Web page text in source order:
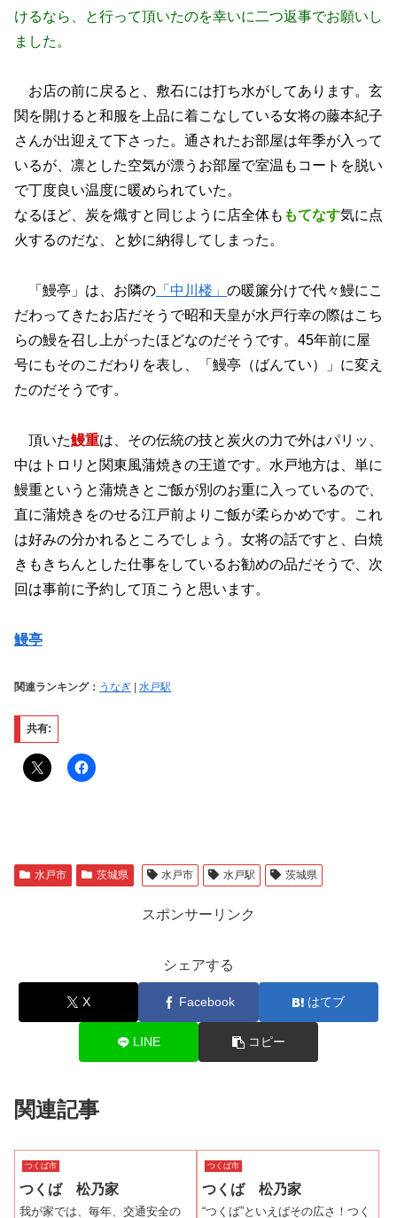
けるなら、と行って頂いたのを幸いに二つ返事でお願いし
ました。
お店の前に戻ると、敷石には打ち水がしてあります。玄
関を開けると和服を上品に着こなしている女将の藤本紀子
さんが出迎えて下さった。通されたお部屋は年季が入って
いるが、凛とした空気が漂うお部屋で室温もコートを脱い
で丁度良い温度に暖められていた。
なるほど、炭を熾すと同じように店全体も もてなす気に点
火するのだな、と妙に納得してしまった。
「鰻亭」は、お隣の 「中川楼」 の暖簾分けで代々鰻にこ
だわってきたお店だそうで昭和天皇が水戸行幸の際はこち
らの鰻を召し上がったほどなのだそうです。45年前に屋
号にもそのこだわりを表し、「鰻亭（ばんてい）」に変え
たのだそうです。
頂いた鰻重は、その伝統の技と炭火の力で外はパリッ、
中はトロリと関東風蒲焼きの王道です。水戸地方は、単に
鰻重というと蒲焼きとご飯が別のお重に入っているので、
直に蒲焼きをのせる江戸前よりご飯が柔らかめです。これ
は好みの分かれるところでしょう。女将の話ですと、白焼
きもきちんとした仕事をしているお勧めの品だそうで、次
回は事前に予約して頂こうと思います。
鰻亭
関連ランキング： うなぎ | 水戸駅
共有:
水戸市 茨城県 水戸市 水戸駅 茨城県
スポンサーリンク
シェアする
X Facebook はてブ
LINE コピー
関連記事
つくば市
つくば 松乃家
我が家では、毎年、交通安全の
つくば市
つくば 松乃家
“つくば”といえばその広さ！つく